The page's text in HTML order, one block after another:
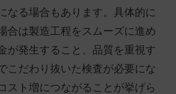
なる場合もあります。具体的に
合は製造工程をスムーズに進め
が発生すること、品質を重視す
こだわり抜いた検査が必要にな
スト増につながることが挙げら